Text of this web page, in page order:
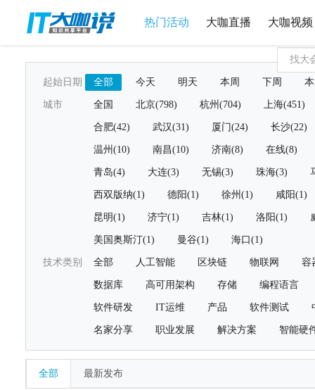
热门活动 大咖直播 大咖视频
起始日期 全部 今天 明天 本周 下周
城市 全国 北京(798) 杭州(704) 上海(451)
合肥(42) 武汉(31) 厦门(24) 长沙(22)
温州(10) 南昌(10) 济南(8) 在线(8)
青岛(4) 大连(3) 无锡(3) 珠海(3)
西双版纳(1) 德阳(1) 徐州(1) 咸阳(1)
昆明(1) 济宁(1) 吉林(1) 洛阳(1)
美国奥斯汀(1) 曼谷(1) 海口(1)
技术类别 全部 人工智能 区块链 物联网 容
数据库 高可用架构 存储 编程语言
软件研发 IT运维 产品 软件测试
名家分享 职业发展 解决方案 智能硬
全部 最新发布